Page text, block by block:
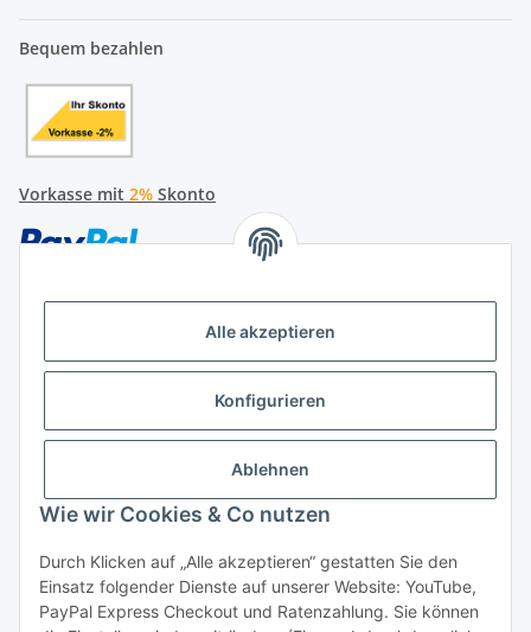
Alle akzeptieren
Konfigurieren
Ablehnen
Wie wir Cookies & Co nutzen
Durch Klicken auf „Alle akzeptieren“ gestatten Sie den
Einsatz folgender Dienste auf unserer Website: YouTube,
PayPal Express Checkout und Ratenzahlung. Sie können
Bequem bezahlen
Vorkasse mit 2% Skonto
Später bezahlen
Ratenzahlung
Hersteller